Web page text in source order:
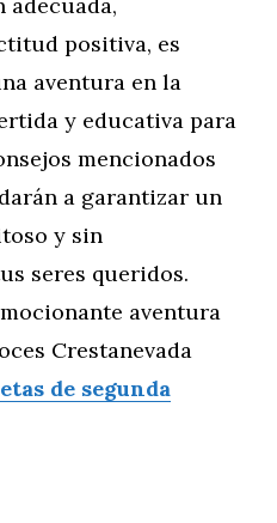
positiva, es
aventura en la
y educativa para
mencionados
a garantizar un
y sin
seres queridos.
aventura
Crestanevada
de segunda